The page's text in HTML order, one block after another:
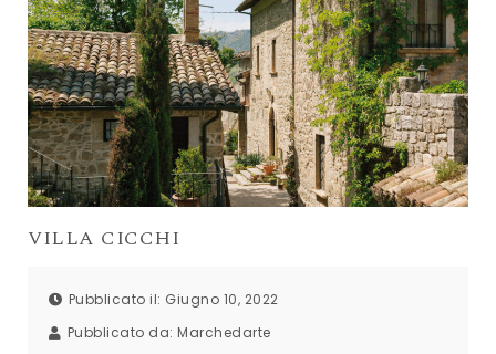
VILLA CICCHI
Pubblicato il: Giugno 10, 2022
Pubblicato da: Marchedarte